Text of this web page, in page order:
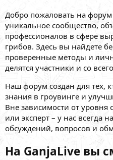
Победителей ожидают
известных сидбанков и
принимайте участие,
побеждайте!
Добро пожаловать на форум
уникальное сообщество,
профессионалов в сфере
грибов. Здесь вы найдете
проверенные методы и
делятся участники и со
Наш форум создан для тех,
знания в гроувинге и
Вне зависимости от
или эксперт – у нас всегда
обсуждений, вопросов и
На GanjaLive вы